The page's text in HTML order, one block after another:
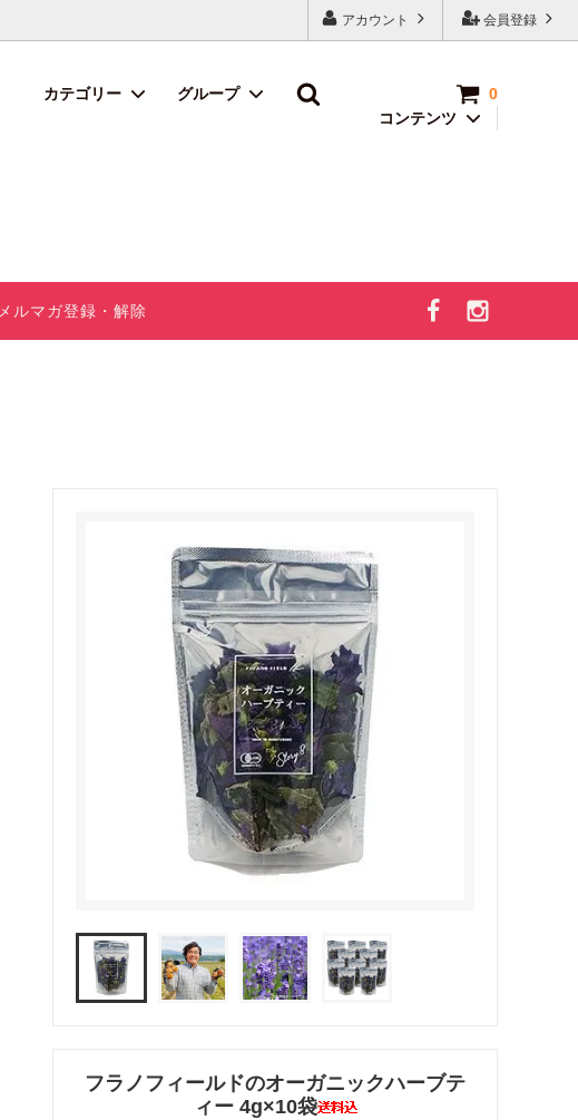
会員登録
アカウント
0
カテゴリー グループ
コンテンツ
メルマガ登録・解除
フラノフィールドのオーガニックハーブテ
ィー 4g×10袋